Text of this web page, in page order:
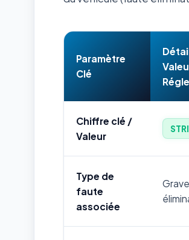
Paramètre
Clé
Chiffre clé /
Valeur
Type de
faute
associée